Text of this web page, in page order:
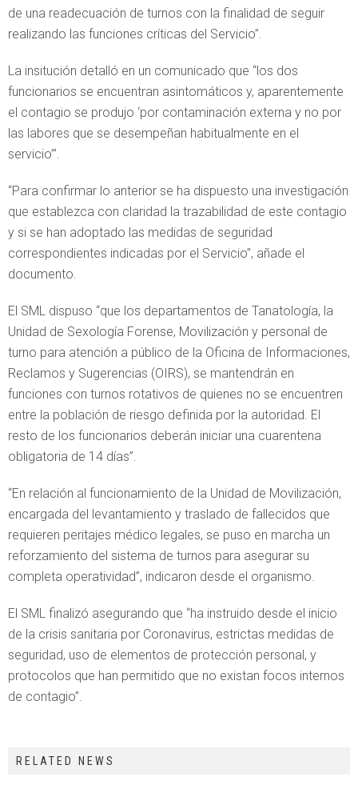
de una readecuación de turnos con la finalidad de seguir
realizando las funciones críticas del Servicio”.
La insitución detalló en un comunicado que “los dos
funcionarios se encuentran asintomáticos y, aparentemente
el contagio se produjo ‘por contaminación externa y no por
las labores que se desempeñan habitualmente en el
servicio’”.
“Para confirmar lo anterior se ha dispuesto una investigación
que establezca con claridad la trazabilidad de este contagio
y si se han adoptado las medidas de seguridad
correspondientes indicadas por el Servicio”, añade el
documento.
El SML dispuso “que los departamentos de Tanatología, la
Unidad de Sexología Forense, Movilización y personal de
turno para atención a público de la Oficina de Informaciones,
Reclamos y Sugerencias (OIRS), se mantendrán en
funciones con turnos rotativos de quienes no se encuentren
entre la población de riesgo definida por la autoridad. El
resto de los funcionarios deberán iniciar una cuarentena
obligatoria de 14 días”.
“En relación al funcionamiento de la Unidad de Movilización,
encargada del levantamiento y traslado de fallecidos que
requieren peritajes médico legales, se puso en marcha un
reforzamiento del sistema de turnos para asegurar su
completa operatividad”, indicaron desde el organismo.
El SML finalizó asegurando que “ha instruido desde el inicio
de la crisis sanitaria por Coronavirus, estrictas medidas de
seguridad, uso de elementos de protección personal, y
protocolos que han permitido que no existan focos internos
de contagio”.
RELATED NEWS